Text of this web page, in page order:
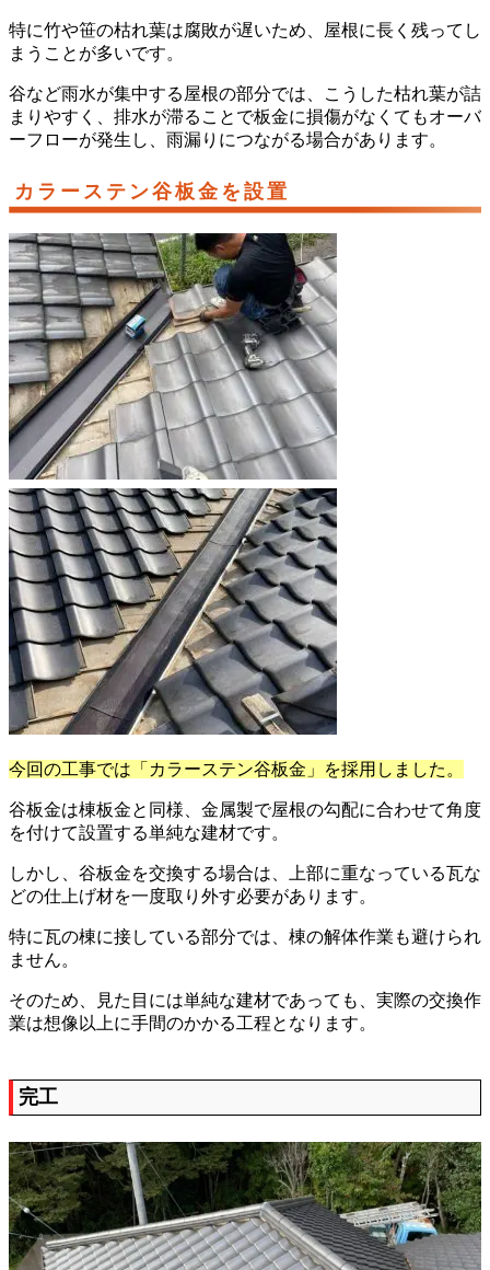
特に竹や笹の枯れ葉は腐敗が遅いため、屋根に長く残ってし
まうことが多いです。
谷など雨水が集中する屋根の部分では、こうした枯れ葉が詰
まりやすく、排水が滞ることで板金に損傷がなくてもオーバ
ーフローが発生し、雨漏りにつながる場合があります。
カラーステン谷板金を設置
今回の工事では「カラーステン谷板金」を採用しました。
谷板金は棟板金と同様、金属製で屋根の勾配に合わせて角度
を付けて設置する単純な建材です。
しかし、谷板金を交換する場合は、上部に重なっている瓦な
どの仕上げ材を一度取り外す必要があります。
特に瓦の棟に接している部分では、棟の解体作業も避けられ
ません。
そのため、見た目には単純な建材であっても、実際の交換作
業は想像以上に手間のかかる工程となります。
完工